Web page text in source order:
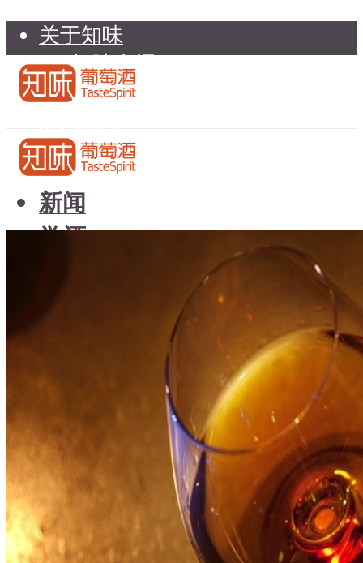
关于知味
知味介绍
知味专家顾问委员会
联系我们
知味荐酒
新闻
学酒
投资收藏
留学教育
名庄
品鉴专栏
美食
学酒
酒具周边
投资收藏
留学教育
名庄